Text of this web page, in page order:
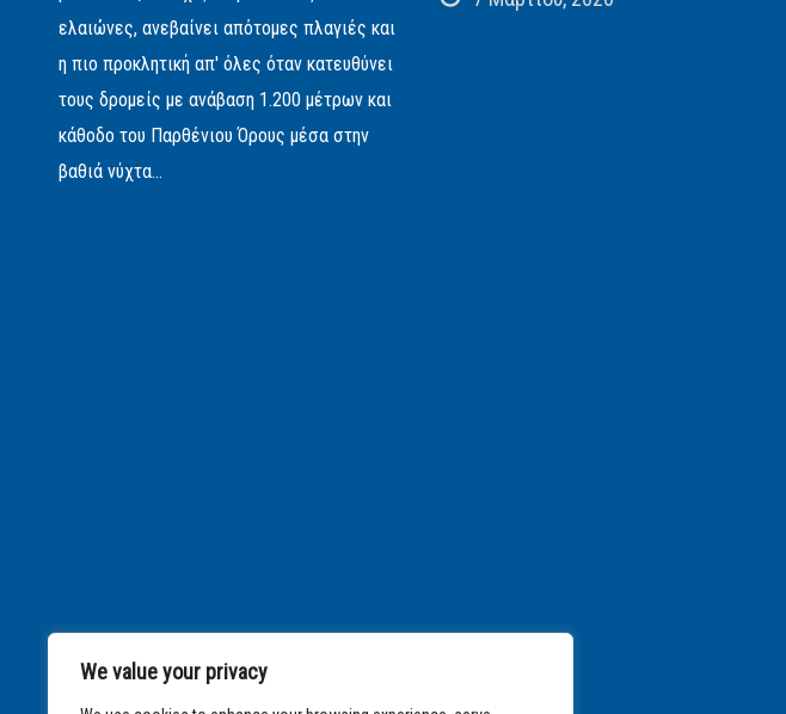
We value your privacy
ελαιώνες, ανεβαίνει απότομες πλαγιές και
η πιο προκλητική απ' όλες όταν κατευθύνει
τους δρομείς με ανάβαση 1.200 μέτρων και
κάθοδο του Παρθένιου Όρους μέσα στην
βαθιά νύχτα...